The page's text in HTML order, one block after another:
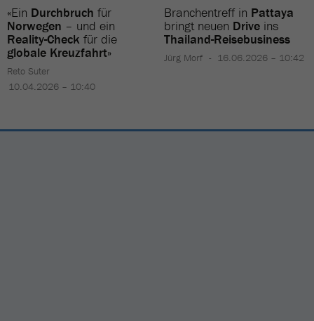
«Ein Durchbruch für
Norwegen – und ein
Reality-Check für die
globale Kreuzfahrt»
Reto Suter
10.04.2026 – 10:40
Branchentreff in Pattaya
bringt neuen Drive ins
Thailand-Reisebusiness
Jürg Morf 16.06.2026 – 10:42